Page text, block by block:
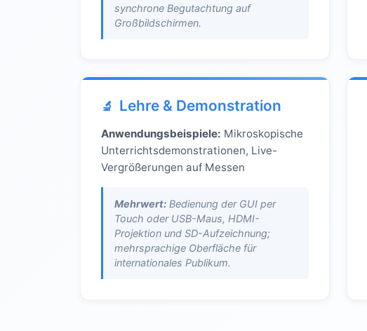
synchrone Begutachtung auf
Großbildschirmen.
Lehre & Demonstration
Anwendungsbeispiele: Mikroskopische
Unterrichtsdemonstrationen, Live-
Vergrößerungen auf Messen
Mehrwert:Bedienung der GUI per
Touch oder USB-Maus, HDMI-
Projektion und SD-Aufzeichnung;
mehrsprachige Oberfläche für
internationales Publikum.